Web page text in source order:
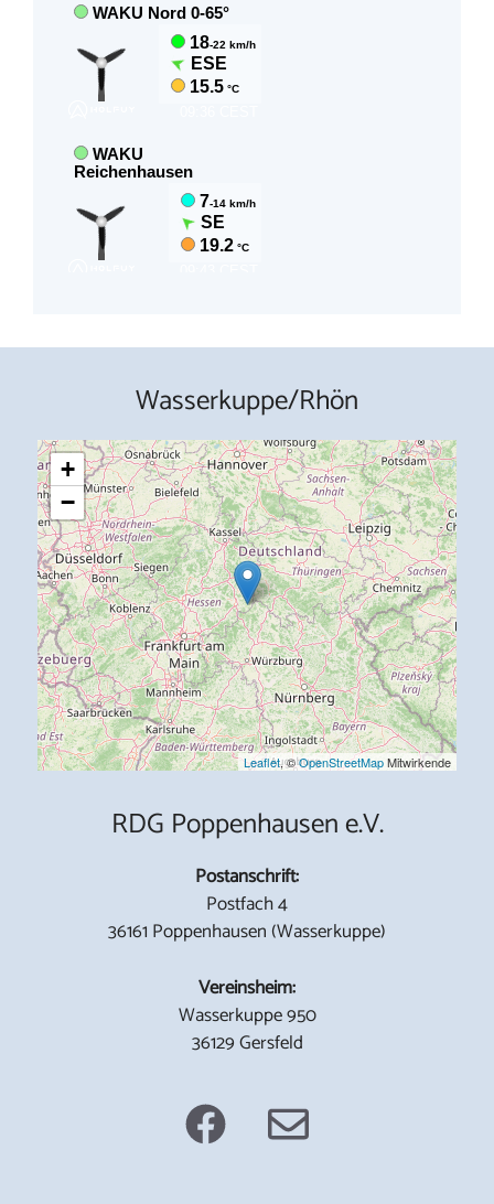
Wasserkuppe/Rhön
+
−
Leaflet, ©OpenStreetMapMitwirkende
RDG Poppenhausen e.V.
Postanschrift:
Postfach 4
36161 Poppenhausen (Wasserkuppe)
Vereinsheim:
Wasserkuppe 950
36129 Gersfeld